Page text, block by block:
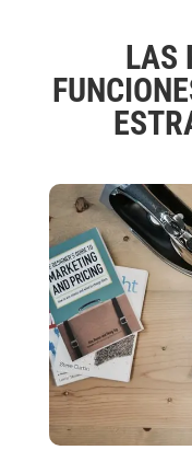
LAS